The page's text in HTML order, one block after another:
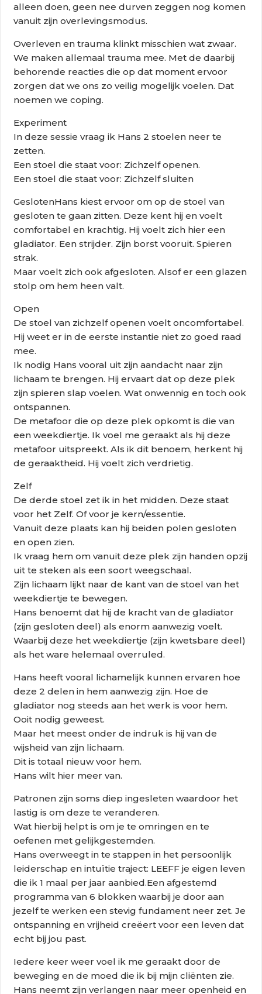
alleen doen, geen nee durven zeggen nog komen
vanuit zijn overlevingsmodus.
Overleven en trauma klinkt misschien wat zwaar.
We maken allemaal trauma mee. Met de daarbij
behorende reacties die op dat moment ervoor
zorgen dat we ons zo veilig mogelijk voelen. Dat
noemen we coping.
Experiment
In deze sessie vraag ik Hans 2 stoelen neer te
zetten.
Een stoel die staat voor: Zichzelf openen.
Een stoel die staat voor: Zichzelf sluiten
GeslotenHans kiest ervoor om op de stoel van
gesloten te gaan zitten. Deze kent hij en voelt
comfortabel en krachtig. Hij voelt zich hier een
gladiator. Een strijder. Zijn borst vooruit. Spieren
strak.
Maar voelt zich ook afgesloten. Alsof er een glazen
stolp om hem heen valt.
Open
De stoel van zichzelf openen voelt oncomfortabel.
Hij weet er in de eerste instantie niet zo goed raad
mee.
Ik nodig Hans vooral uit zijn aandacht naar zijn
lichaam te brengen. Hij ervaart dat op deze plek
zijn spieren slap voelen. Wat onwennig en toch ook
ontspannen.
De metafoor die op deze plek opkomt is die van
een weekdiertje. Ik voel me geraakt als hij deze
metafoor uitspreekt. Als ik dit benoem, herkent hij
de geraaktheid. Hij voelt zich verdrietig.
Zelf
De derde stoel zet ik in het midden. Deze staat
voor het Zelf. Of voor je kern/essentie.
Vanuit deze plaats kan hij beiden polen gesloten
en open zien.
Ik vraag hem om vanuit deze plek zijn handen opzij
uit te steken als een soort weegschaal.
Zijn lichaam lijkt naar de kant van de stoel van het
weekdiertje te bewegen.
Hans benoemt dat hij de kracht van de gladiator
(zijn gesloten deel) als enorm aanwezig voelt.
Waarbij deze het weekdiertje (zijn kwetsbare deel)
als het ware helemaal overruled.
Hans heeft vooral lichamelijk kunnen ervaren hoe
deze 2 delen in hem aanwezig zijn. Hoe de
gladiator nog steeds aan het werk is voor hem.
Ooit nodig geweest.
Maar het meest onder de indruk is hij van de
wijsheid van zijn lichaam.
Dit is totaal nieuw voor hem.
Hans wilt hier meer van.
Patronen zijn soms diep ingesleten waardoor het
lastig is om deze te veranderen.
Wat hierbij helpt is om je te omringen en te
oefenen met gelijkgestemden.
Hans overweegt in te stappen in het persoonlijk
leiderschap en intuïtie traject: LEEFF je eigen leven
die ik 1 maal per jaar aanbied.Een afgestemd
programma van 6 blokken waarbij je door aan
jezelf te werken een stevig fundament neer zet. Je
ontspanning en vrijheid creëert voor een leven dat
echt bij jou past.
Iedere keer weer voel ik me geraakt door de
beweging en de moed die ik bij mijn cliënten zie.
Hans neemt zijn verlangen naar meer openheid en